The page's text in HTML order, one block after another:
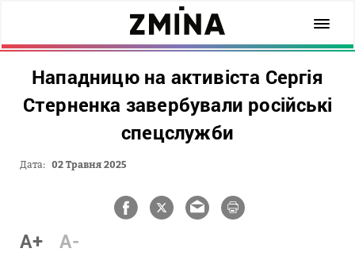
Нападницю на активіста Сергія
Стерненка завербували російські
спецслужби
Дата: 02 Травня 2025
A+ A-